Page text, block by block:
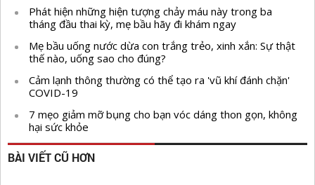
Phát hiện những hiện tượng chảy máu này trong ba
tháng đầu thai kỳ, mẹ bầu hãy đi khám ngay
Mẹ bầu uống nước dừa con trắng trẻo, xinh xắn: Sự thật
thế nào, uống sao cho đúng?
Cảm lạnh thông thường có thể tạo ra 'vũ khí đánh chặn'
COVID-19
7 mẹo giảm mỡ bụng cho bạn vóc dáng thon gọn, không
hại sức khỏe
BÀI VIẾT CŨ HƠN